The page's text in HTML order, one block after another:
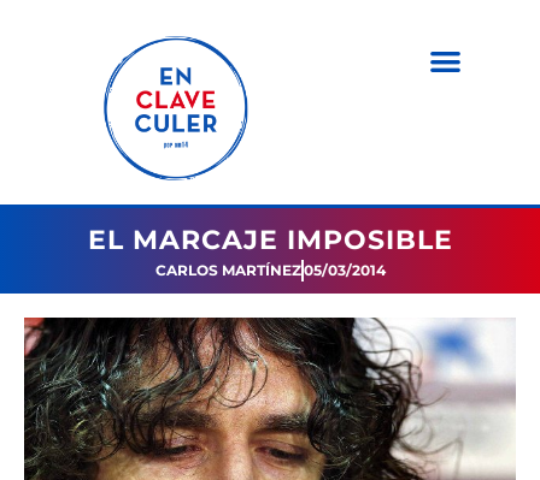
EL MARCAJE IMPOSIBLE
CARLOS MARTÍNEZ05/03/2014